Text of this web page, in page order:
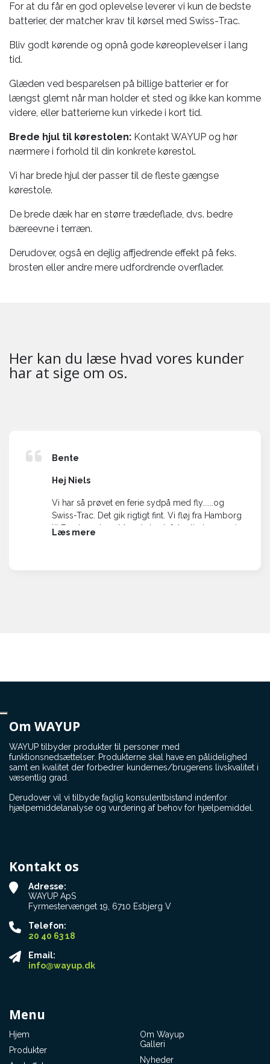
For at du får en god oplevelse leverer vi kun de bedste
batterier, der matcher krav til kørsel med Swiss-Trac.
Bliv godt kørende og opnå gode køreoplevelser i lang
tid.
Glæden ved besparelsen på billige batterier er for
længst glemt når man holder et sted og ikke kan komme
videre, eller batterierne kun virkede i kort tid.
Brede hjul til kørestolen: Kontakt WAYUP og hør
nærmere i forhold til din konkrete kørestol.
Vi har brede hjul der passer til de fleste gængse
kørestole.
De brede dæk har en større trædeflade, dvs. bedre
bæreevne i terræn.
Derudover, også en dejlig affjedrende effekt på feks.
brosten eller andre mere udfordrende overflader.
Her kan du læse hvad vores kunder
har at sige om os.
Bente
Hej Niels
Vi har så prøvet en ferie sydpå med fly......og
Swiss-Trac. Det gik rigtigt fint. Vi fløj fra Hamborg
til Fuerteventura. Man skal selvfølgelig komme i
får virkelig lyst til at udbrede kendskabet til Swiss-
Vi var af sted hele familien - børn, svigerbørn og
barnebarn, plus min søster. Så det var ikke noget
stærke mennesker er absolut en fordel.
Jeg er, som du nok kan forstå, bare så glad for, at
mere og mere. Og jeg nyder turene i naturen.
Håber alt er vel hos dig.
Hilsen Bente - fra Gl.Rye
Læs mere
Om WAYUP
WAYUP tilbyder produkter til personer med
funktionsnedsættelser. Produkterne skal have en pålidelighed
samt en kvalitet der forbedrer kundernes/brugerens livskvalitet i
væsentlig grad.
Derudover vil vi tilbyde faglig konsulentbistand indenfor
hjælpemiddelanalyse og vurdering af behov for hjælpemiddel.
Kontakt os
Adresse:
WAYUP ApS
Fyrmestervænget 19, 6710 Esbjerg V
Telefon:
20 40 63 18
Email:
info@wayup.dk
Menu
Hjem
Produkter
Om Wayup
Galleri
Nyheder